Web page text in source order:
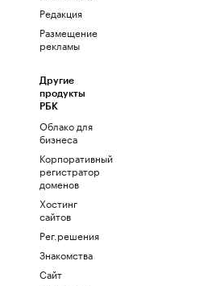
Редакция
Размещение
рекламы
Другие
продукты
РБК
Облако для
бизнеса
Корпоративный
регистратор
доменов
Хостинг
сайтов
Рег.решения
Знакомства
Сайт